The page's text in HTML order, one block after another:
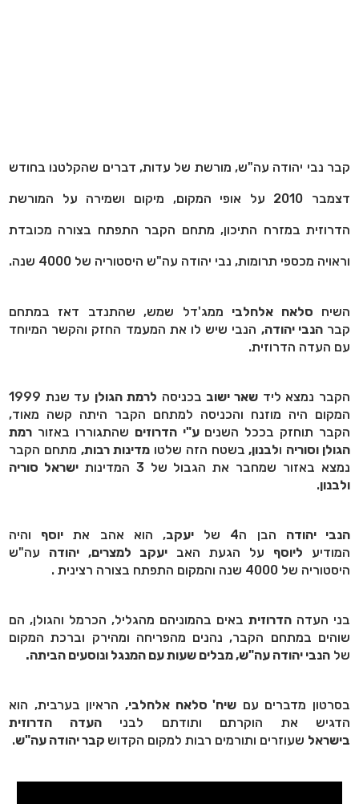
קבר נבי יהודה עה"ש, מורשת של עדות, דברים שהקלטנו בחודש
דצמבר 2010 על אופי המקום, מיקום ושמירה על המורשת
הדרוזית במזרח התיכון, מתחם הקבר התפתח בצורה מכובדת
וראויה מכספי תרומות, נבי יהודה עה"ש היסטוריה של 4000 שנה.
השיח סלאח אלחלביממג'דל שמש, שהתנדב דאז במתחם
קברהנבי יהודה,הנבי שיש לו את המעמד החזק והקשר המיוחד
עם העדה הדרוזית.
הקבר נמצא לידשאר ישובבכניסהלרמת הגולן
עד שנת 1999
המקום היה מוזנח והכניסה למתחם הקבר היתה קשה מאוד,
הקבר תוחזק בככל השניםע"י הדרוזיםשהתגוררו באזוררמת
הגולן וסוריהו לבנון,בשטח הזה שלטומדינות רבות,מתחם הקבר
נמצא באזור שמחבר את הגבול של 3 המדינות
ישראל סוריה
ולבנון.
הנבי יהודההבן ה4 של יעקב, הוא אהב את יוסףוהיה
המודיע
ליוסףעל הגעת האב יעקב למצרים, יהודהעה"ש
היסטוריה של 4000 שנה והמקום התפתח בצורה רצינית .
בני העדההדרוזיתבאים בהמוניהם מהגליל, הכרמל והגולן, הם
שוהים במתחם הקבר, נהנים מהפריחה ומהירק וברכת המקום
שלהנבי יהודה עה"ש, מבלים שעות עם המנגל ונוסעים הביתה.
בסרטון מדברים עםשיח' סלאח אלחלבי,הראיון בערבית, הוא
הדגיש את הוקרתם ותודתם לבני
העדה הדרוזית
בישראלשעוזרים ותורמים רבות למקום הקדושקבר יהודה עה"ש.